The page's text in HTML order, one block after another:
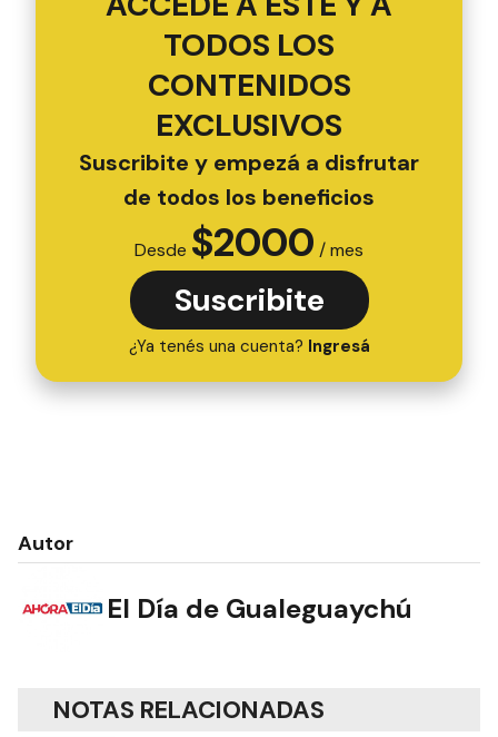
TODOS LOS
CONTENIDOS
EXCLUSIVOS
Suscribite y empezá a disfrutar
de todos los beneficios
Desde $2000 / mes
Suscribite
¿Ya tenés una cuenta? Ingresá
Autor
El Día de Gualeguaychú
NOTAS RELACIONADAS